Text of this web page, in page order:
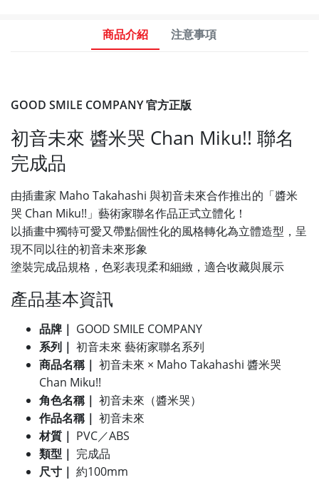
商品介紹 注意事項
GOOD SMILE COMPANY 官方正版
初音未來 醬米哭 Chan Miku!! 聯名
完成品
由插畫家 Maho Takahashi 與初音未來合作推出的「醬米
哭 Chan Miku!!」藝術家聯名作品正式立體化！
以插畫中獨特可愛又帶點個性化的風格轉化為立體造型，呈
現不同以往的初音未來形象
塗裝完成品規格，色彩表現柔和細緻，適合收藏與展示
產品基本資訊
品牌｜ GOOD SMILE COMPANY
系列｜ 初音未來 藝術家聯名系列
商品名稱｜ 初音未來 × Maho Takahashi 醬米哭
Chan Miku!!
角色名稱｜ 初音未來（醬米哭）
作品名稱｜ 初音未來
材質｜ PVC／ABS
類型｜ 完成品
尺寸｜ 約100mm